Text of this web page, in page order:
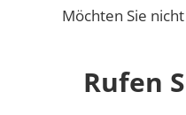
Möchten Sie
Rufen